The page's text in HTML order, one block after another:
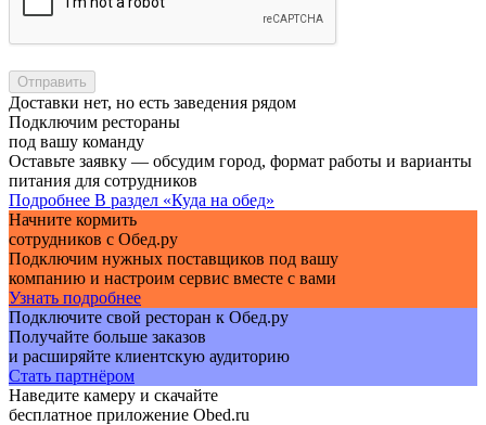
Отправить
Доставки нет, но есть заведения рядом
Подключим рестораны
под вашу команду
Оставьте заявку — обсудим город, формат работы и варианты
питания для сотрудников
Подробнее В раздел «Куда на обед»
Начните кормить
сотрудников с Обед.ру
Подключим нужных поставщиков под вашу
компанию и настроим сервис вместе с вами
Узнать подробнее
Подключите свой ресторан к Обед.ру
Получайте больше заказов
и расширяйте клиентскую аудиторию
Стать партнёром
Наведите камеру и скачайте
бесплатное приложение Obed.ru